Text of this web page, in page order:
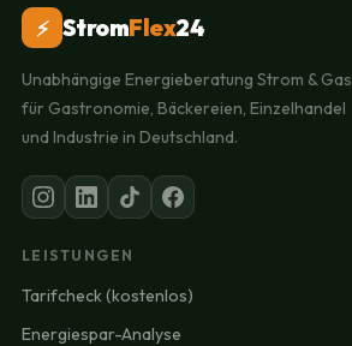
⚡ StromFlex24
Unabhängige Energieberatung Strom & Gas
für Gastronomie, Bäckereien, Einzelhandel
und Industrie in Deutschland.
LEISTUNGEN
Tarifcheck (kostenlos)
Energiespar-Analyse